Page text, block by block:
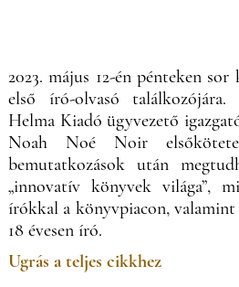
2023. május 12-én pénteken
első író-olvasó
Helma Kiadó ügyvezető
Noah Noé Noir
bemutatkozások után
„innovatív könyvek világa”,
írókkal a könyvpiacon,
18 évesen író.
Ugrás a teljes cikkhez